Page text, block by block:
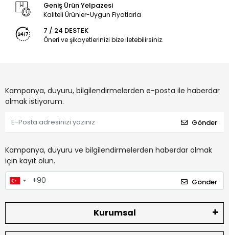
Geniş Ürün Yelpazesi
Kaliteli Ürünler-Uygun Fiyatlarla
7 / 24 DESTEK
Öneri ve şikayetlerinizi bize iletebilirsiniz.
Kampanya, duyuru, bilgilendirmelerden e-posta ile haberdar
olmak istiyorum.
Gönder
Kampanya, duyuru ve bilgilendirmelerden haberdar olmak
için kayıt olun.
Gönder
Kurumsal